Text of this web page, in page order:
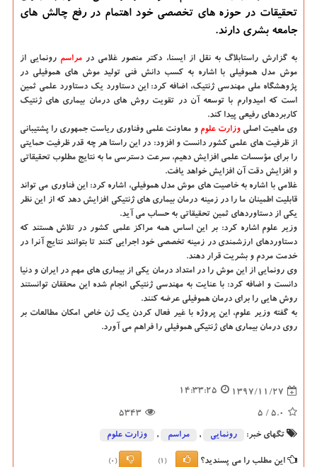
تحقیقات در حوزه های تخصصی خود اهتمام در رفع چالش های
جامعه بشری دارند.
به گزارش راستابلاگ به نقل از ایسنا، دكتر منصور غلامی در مراسم رونمایی از
موش مدل هموفیلی با اشاره به كسب دانش فنی تولید موش های هموفیلی در
پژوهشگاه ملی مهندسی ژنتیك، اضافه كرد: این دستاورد یك دستاورد علمی ثمین
است كه امیدوارم با توسعه آن در تقویت روش های درمان بیماری های ژنتیك
كاربردهای رفیعی پیدا كند.
وی ماهیت اصلیوزارت علوم و معاونت علمی وفناوری ریاست جمهوری را پشتیبانی
از ظرفیت های علمی كشور دانست و افزود: در این راستا هر چه قدر ظرفیت حمایتی
را برای مؤسسات علمی افزایش دهیم، سرعت دسترسی ما به نتایج مطلوب تحقیقاتی
و افزایش دقت آن افزایش خواهد یافت.
غلامی با اشاره به خاصیت های موش مدل هموفیلی، اشاره كرد: این فناوری می تواند
قابلیت اطمینان ما را در زمینه درمان بیماری های ژنتیكی افزایش دهد كه از این نظر
یكی از دستاوردهای ثمین تحقیقاتی به حساب می آید.
وزیر علوم اشاره كرد: بر این اساس همه مراكز علمی كشور در تلاش هستند كه
دستاوردهای ارزشمندی در زمینه تخصصی خود اجرایی كنند تا بتوانند نتایج آنرا در
خدمت مردم و بشریت قرار دهند.
وی رونمایی از این موش را در امتداد درمان یكی از بیماری های مهم در ایران و دنیا
دانست و اضافه كرد: با عنایت به مهندسی ژنتیكی انجام شده این محققان توانستند
روش هایی را برای درمان هموفیلی عرضه كنند.
به گفته وزیر علوم، این پروژه با غیر فعال كردن یك ژن خاص امكان مطالعات بر
روی درمان بیماری های ژنتیكی هموفیلی را فراهم می آورد.
1397/11/27
14:33:25
5.0
/ 5
5343
تگهای خبر: رونمایی , مراسم , وزارت علوم
این مطلب را می پسندید؟ (1)
(0)